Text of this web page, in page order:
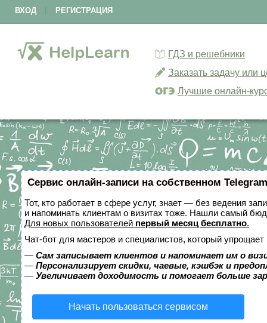
ВХОД РЕГИСТРАЦИЯ
ГДЗ и решебники
Заказать задачу или
Лучшие онлайн-
Сервис онлайн-записи на собственном
Тот, кто работает в сфере услуг, знает — без ведения
и напоминать клиентам о визитах тоже. Нашли самый
Для новых пользователей первый месяц бесплатно.
Чат-бот для мастеров и специалистов, который упрощает
— Сам записывает клиентов и напоминает им о
— Персонализирует скидки, чаевые, кэшбэк и
— Увеличивает доходимость и помогает больше
Начать пользоваться сервисом